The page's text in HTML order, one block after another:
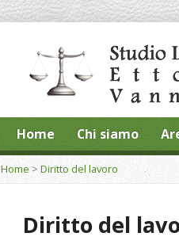
Home Chi siamo
Home > Diritto del lavoro
Diritto del